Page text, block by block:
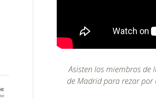
Asisten los miembros de
de Madrid para rezar por